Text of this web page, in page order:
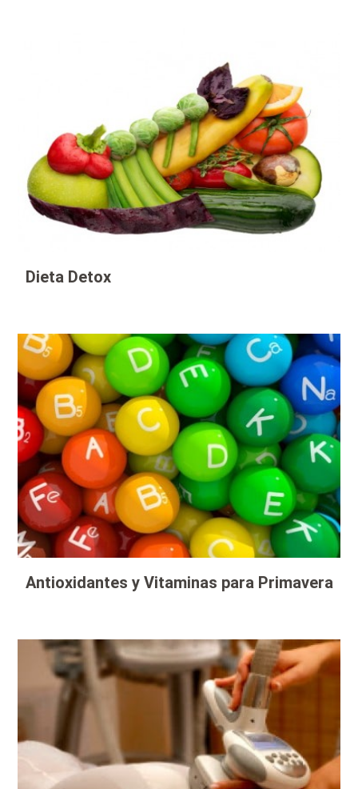
Dieta Detox
Antioxidantes y Vitaminas para Primavera